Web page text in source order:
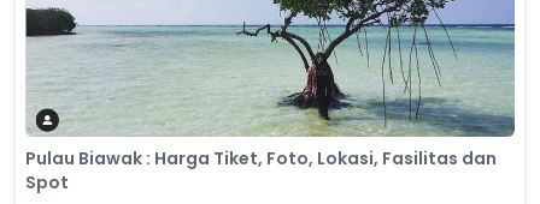
Pulau Biawak : Harga Tiket, Foto, Lokasi, Fasilitas dan
Spot